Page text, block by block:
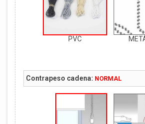
PVC
Contrapeso cadena: NORMAL